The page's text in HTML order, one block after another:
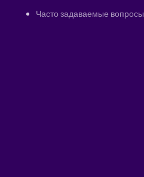
Часто задаваемые вопросы